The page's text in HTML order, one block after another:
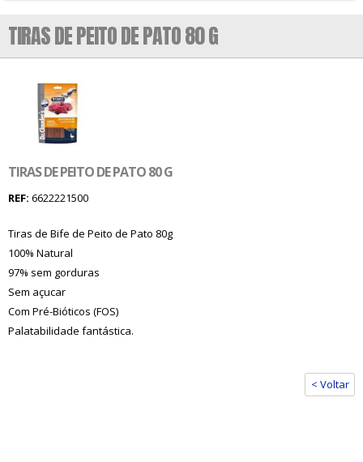
TIRAS DE PEITO DE PATO 80 G
TIRAS DE PEITO DE PATO 80 G
REF: 6622221500
Tiras de Bife de Peito de Pato 80g
100% Natural
97% sem gorduras
Sem açucar
Com Pré-Bióticos (FOS)
Palatabilidade fantástica.
< Voltar